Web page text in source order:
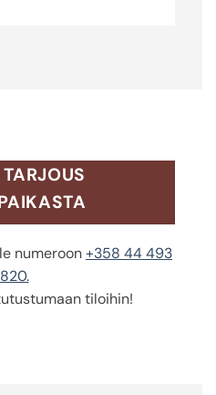
numeroon+358 44 493
tiloihin!